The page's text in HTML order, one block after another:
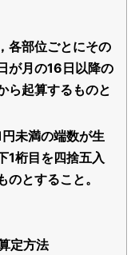
各部位ごとにその
が月の16日以降の
ら起算するものと
未満の端数が生
1桁目を四捨五入
とすること。
定方法